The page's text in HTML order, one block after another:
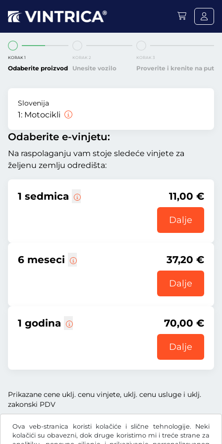
Ova veb-stranica koristi kolačiće i slične tehnologije. Neki
kolačići su obavezni, dok druge koristimo mi i treće strane za
KORAK 1
Odaberite proizvod
KORAK 2
Unesite vozilo
KORAK 3
Proverite i krenite na put
Slovenija
1: Motocikli
Odaberite e-vinjetu:
Na raspolaganju vam stoje sledeće vinjete za
željenu zemlju odredišta:
1 sedmica 11,00 €
Dalje
6 meseci 37,20 €
Dalje
1 godina 70,00 €
Dalje
Prikazane cene uklj. cenu vinjete, uklj. cenu usluge i uklj.
zakonski PDV